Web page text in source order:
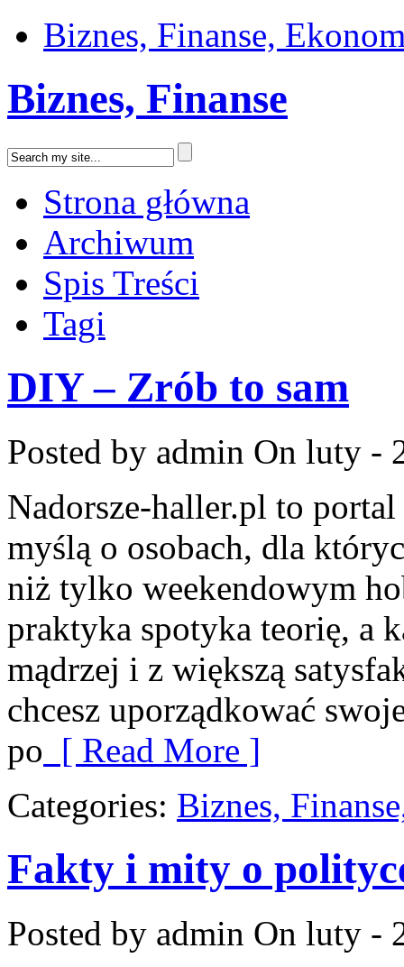
Biznes, Finanse,
Biznes, Finanse
Strona główna
Archiwum
Spis Treści
Tagi
DIY – Zrób to sam
Posted by admin On luty -
Nadorsze-haller.pl to
myślą o osobach, dla
niż tylko weekendowym
praktyka spotyka teorię, a
mądrzej i z większą
chcesz uporządkować
po [ Read More ]
Categories: Biznes,
Fakty i mity o
Posted by admin On luty -